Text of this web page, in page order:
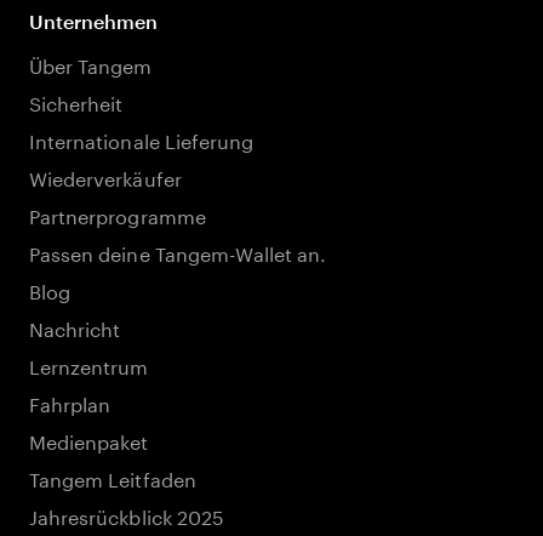
Unternehmen
Über Tangem
Sicherheit
Internationale Lieferung
Wiederverkäufer
Partnerprogramme
Passen deine Tangem-Wallet an.
Blog
Nachricht
Lernzentrum
Fahrplan
Medienpaket
Tangem Leitfaden
Jahresrückblick 2025